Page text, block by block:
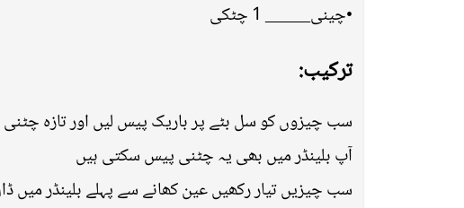
•چینی_____ 1 چٹکی
ترکیب:
سب چیزوں کو سل بٹے پر باریک پیس لیں اور تازہ چٹنی
آپ بلینڈر میں بھی یہ چٹنی پیس سکتی ہیں
سب چیزیں تیار رکھیں عین کھانے سے پہلے بلینڈر میں